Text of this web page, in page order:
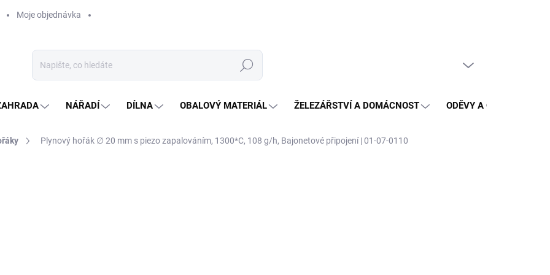
Moje objednávka
Hledat
NÁŘADÍ DÍLNA OBALOVÝ MATERIÁL ŽELEZÁŘSTVÍ A DOMÁCNOST ODĚVY A OCHRANA
Plynový hořák ∅ 20 mm s piezo zapalováním, 1300*С, 108 g/h, Bajonetové připojení | 01-07-0110